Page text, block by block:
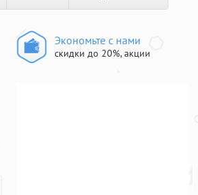
Экономьте с нами
скидки до 20%, акции